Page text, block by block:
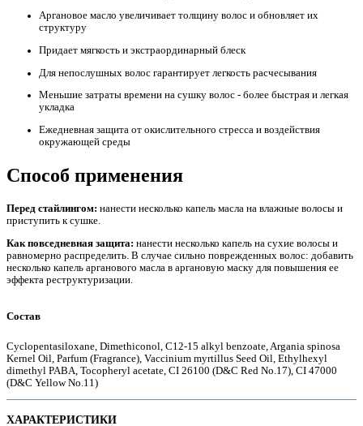
Аргановое масло увеличивает толщину волос и обновляет их
структуру
Придает мягкость и экстраординарный блеск
Для непослушных волос гарантирует легкость расчесывания
Меньшие затраты времени на сушку волос - более быстрая и легкая
укладка
Ежедневная защита от окислительного стресса и воздействия
окружающей среды
Способ применения
Перед стайлингом: нанести несколько капель масла на влажные волосы и
приступить к сушке.
Как повседневная защита: нанести несколько капель на сухие волосы и
равномерно распределить. В случае сильно поврежденных волос: добавить
несколько капель арганового масла в аргановую маску для повышения ее
эффекта реструктуризации.
Состав
Cyclopentasiloxane, Dimethiconol, C12-15 alkyl benzoate, Argania spinosa
Kernel Oil, Parfum (Fragrance), Vaccinium myrtillus Seed Oil, Ethylhexyl
dimethyl PABA, Tocopheryl acetate, CI 26100 (D&C Red No.17), CI 47000
(D&C Yellow No.11)
ХАРАКТЕРИСТИКИ